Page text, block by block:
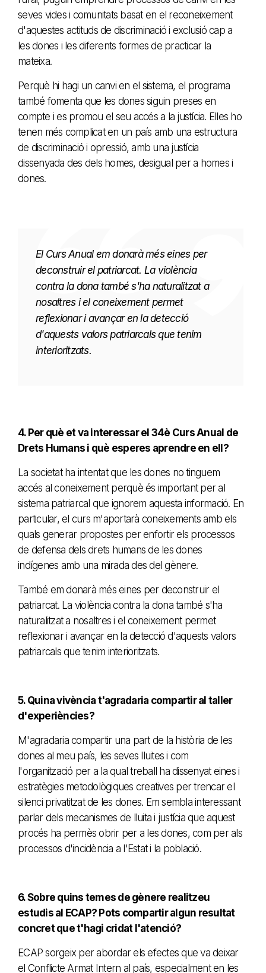
seves vides i comunitats basat en el reconeixement
d'aquestes actituds de discriminació i exclusió cap a
les dones i les diferents formes de practicar la
mateixa.
Perquè hi hagi un canvi en el sistema, el programa
també fomenta que les dones siguin preses en
compte i es promou el seu accés a la justícia. Elles ho
tenen més complicat en un país amb una estructura
de discriminació i opressió, amb una justícia
dissenyada des dels homes, desigual per a homes i
dones.
El Curs Anual em donarà més eines per
deconstruir el patriarcat. La violència
contra la dona també s'ha naturalitzat a
nosaltres i el coneixement permet
reflexionar i avançar en la detecció
d'aquests valors patriarcals que tenim
interioritzats.
4. Per què et va interessar el 34è Curs Anual de
Drets Humans i què esperes aprendre en ell?
La societat ha intentat que les dones no tinguem
accés al coneixement perquè és important per al
sistema patriarcal que ignorem aquesta informació. En
particular, el curs m'aportarà coneixements amb els
quals generar propostes per enfortir els processos
de defensa dels drets humans de les dones
indígenes amb una mirada des del gènere.
També em donarà més eines per deconstruir el
patriarcat. La violència contra la dona també s'ha
naturalitzat a nosaltres i el coneixement permet
reflexionar i avançar en la detecció d'aquests valors
patriarcals que tenim interioritzats.
5. Quina vivència t'agradaria compartir al taller
d'experiències?
M'agradaria compartir una part de la història de les
dones al meu país, les seves lluites i com
l'organització per a la qual treball ha dissenyat eines i
estratègies metodològiques creatives per trencar el
silenci privatitzat de les dones. Em sembla interessant
parlar dels mecanismes de lluita i justícia que aquest
procés ha permès obrir per a les dones, com per als
processos d'incidència a l'Estat i la població.
6. Sobre quins temes de gènere realitzeu
estudis al ECAP? Pots compartir algun resultat
concret que t'hagi cridat l'atenció?
ECAP sorgeix per abordar els efectes que va deixar
el Conflicte Armat Intern al país, especialment en les